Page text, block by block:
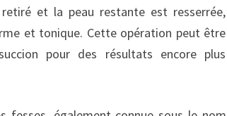
retiré et la peau restante est resserrée,
et tonique. Cette opération peut être
pour des résultats encore plus